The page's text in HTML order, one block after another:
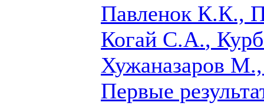
Павленок К.К.,
Когай С.А.,
Хужаназаров
Первые